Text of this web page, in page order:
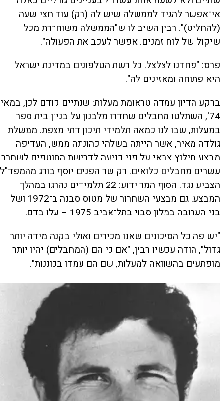
אי־אפשר להגיד לממשלה שיש לה (רק) עוד חצי שעה
(להחליט)". רבין השיב לו ש"הממשלה משוחררת מכל
שיקול של לוח זמנים. אפשר לעכב את הפעולה".
פרס: "פחדנו לצלצל. כל רשת הטלפונים במדינת ישראל
היא פתוחה ומאזינים לה".
ברקע הדיון עמדה טראומת מעלות: שנתיים קודם לכן, במאי
74', השתלטו מחבלים שחדרו מלבנון על בניין בית ספר
במעלות, שבו לנו כמאה תלמידי תיכון דתי מצפת. ממשלת
גולדה מאיר, אשר הייתה בשלהי כהונתה ממש, העדיפה
מבצע חילוץ צבאי על פני כניעה לדרישת החוטפים לשחרר
עשרים מחבלים כלואים. רק שר הפנים יוסף בורג מהמפד"ל
הצביע נגד. הסוף המר ידוע: 22 תלמידים נהרגו במהלך
המבצע. גם מבצעי השחרור של מטוס סבנה ב־1972 ושל
בני הערובה במלון סבוי בתל־אביב 1975 – עלו בדם.
"יש פה כל הסיכונים שאנו מכירים ואולי בקנה מידה יותר
גדול", הודה עכשיו רבין, "אם כי הם (המחבלים) יהיו יותר
מופתעים בהשוואה למעלות, שם הם עמדו בכוננות".